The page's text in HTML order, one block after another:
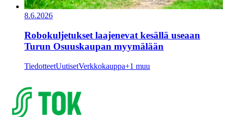
8.6.2026
Robokuljetukset laajenevat kesällä useaan
Turun Osuuskaupan myymälään
TiedotteetUutisetVerkkokauppa+1 muu